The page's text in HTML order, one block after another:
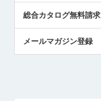
総合カタログ無料請求
メールマガジン登録